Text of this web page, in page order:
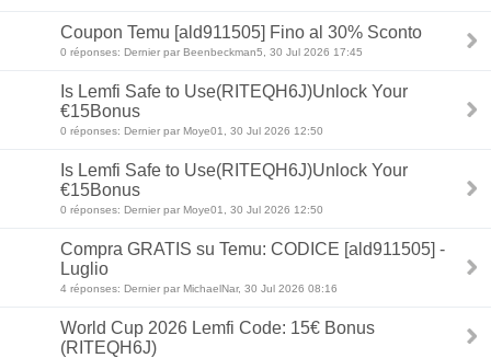
Coupon Temu [ald911505] Fino al 30% Sconto
0 réponses: Dernier par Beenbeckman5, 30 Jul 2026 17:45
Is Lemfi Safe to Use(RITEQH6J)Unlock Your
€15Bonus
0 réponses: Dernier par Moye01, 30 Jul 2026 12:50
Is Lemfi Safe to Use(RITEQH6J)Unlock Your
€15Bonus
0 réponses: Dernier par Moye01, 30 Jul 2026 12:50
Compra GRATIS su Temu: CODICE [ald911505] -
Luglio
4 réponses: Dernier par MichaelNar, 30 Jul 2026 08:16
World Cup 2026 Lemfi Code: 15€ Bonus
(RITEQH6J)